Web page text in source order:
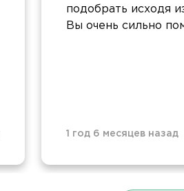
подобрать исходя
Вы очень сильно
1 год 6 месяцев назад